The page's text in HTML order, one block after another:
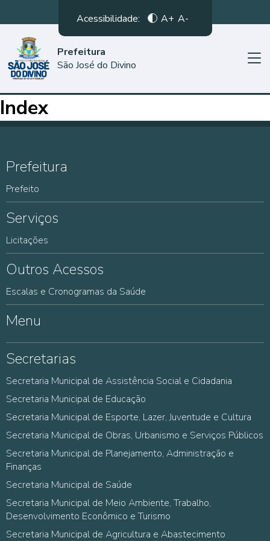
Acessibilidade: A+ A-
Prefeitura
São José do Divino
Index
Prefeitura
Prefeito
Serviços
Licitações
Outros Acessos
Escalas e Cronogramas da Saúde
Menu
Secretarias
Secretaria Municipal de Assistência Social e Cidadania
Secretaria Municipal de Educação
Secretaria Municipal de Esporte, Lazer, Juventude e Cultura
Secretaria Municipal de Obras, Urbanismo e Serviços Públicos
Secretaria Municipal de Planejamento, Administração e
Finanças
Secretaria Municipal de Saúde
Secretaria Municipal de Meio Ambiente, Trabalho,
Desenvolvimento Econômico e Turismo
Secretaria Municipal de Agricultura e Abastecimento